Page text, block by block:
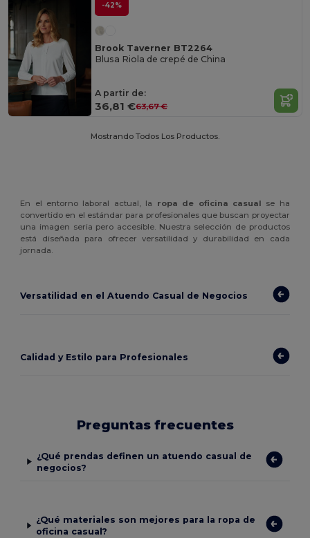
-42%
Brook Taverner BT2264
Blusa Riola de crepé de China
A partir de:
36,81 €63,67 €
Mostrando Todos Los Productos.
En el entorno laboral actual, la ropa de oficina casual se ha
convertido en el estándar para profesionales que buscan proyectar
una imagen seria pero accesible. Nuestra selección de productos
está diseñada para ofrecer versatilidad y durabilidad en cada
jornada.
Versatilidad en el Atuendo Casual de Negocios
Calidad y Estilo para Profesionales
Preguntas frecuentes
¿Qué prendas definen un atuendo casual de
negocios?
¿Qué materiales son mejores para la ropa de
oficina casual?